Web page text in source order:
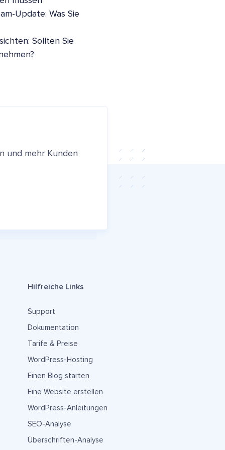
Update: Was Sie
Sollten Sie
und mehr Kunden
Hilfreiche Links
Support
Dokumentation
Tarife & Preise
WordPress-Hosting
Einen Blog starten
Eine Website erstellen
WordPress-Anleitungen
SEO-Analyse
Überschriften-Analyse